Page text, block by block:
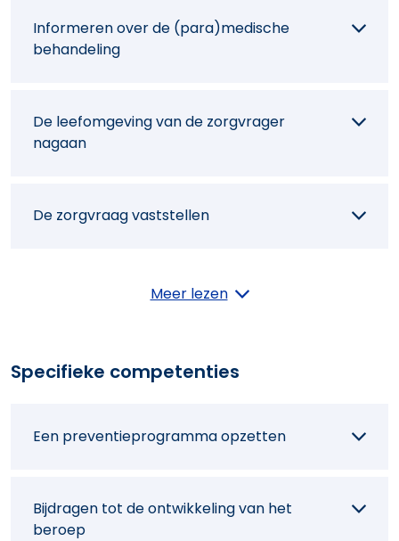
Informeren over de (para)medische
behandeling
De leefomgeving van de zorgvrager
nagaan
De zorgvraag vaststellen
(Para)medische informatie uitwisselen
(Para)medisch doorverwijzen
De logopedische stoornis bepalen
Het behandelprogramma aanpassen
Meer lezen
Specifieke competenties
Een preventieprogramma opzetten
Bijdragen tot de ontwikkeling van het
beroep